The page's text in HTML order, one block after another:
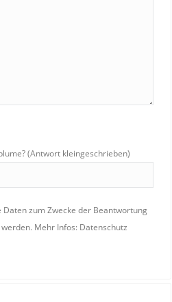
(Antwort kleingeschrieben)
Daten zum Zwecke der Beantwortung
Mehr Infos: Datenschutz